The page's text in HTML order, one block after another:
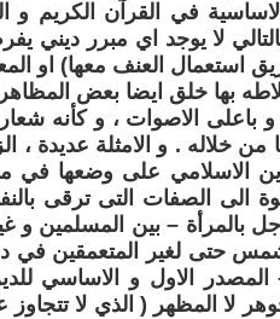
في القرآن الكريم
لا يوجد اي مبرر ديني
استعمال العنف معها) او
بها خلق ايضا بعض
الاصوات ، و كأنه
من خلاله . و الامثلة عديدة ،
الاسلامي على وضعها في
الى الصفات التى ترقى
بالمرأة – بين المسلمين و
حتى لغير المتعمقين في
المصدر الاول و الاساسي
لا المظهر ( الذي لا تتجاوز